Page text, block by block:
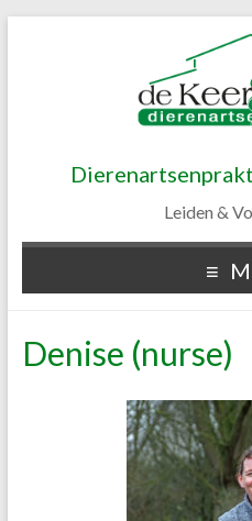
Leiden &
Denise (nurse)